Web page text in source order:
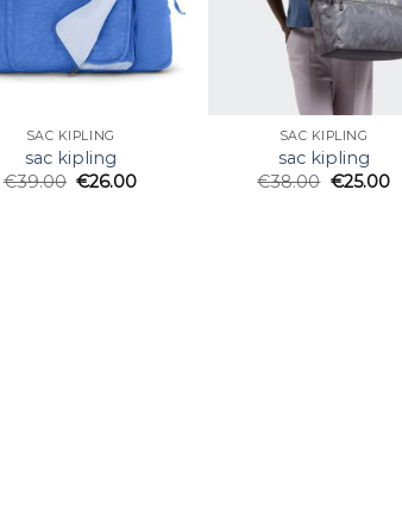
SAC KIPLING
sac kipling
€39.00 €26.00
SAC KIPLING
sac kipling
€38.00 €25.00